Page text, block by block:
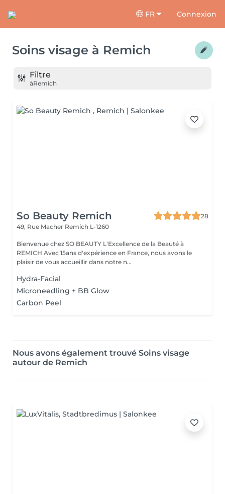
FR Connexion
Soins visage à Remich
Filtre
àRemich
So Beauty Remich
28
49, Rue Macher Remich L-1260
Bienvenue chez SO BEAUTY L'Excellence de la Beauté à
REMICH Avec 15ans d'expérience en France, nous avons le
plaisir de vous accueillir dans notre n...
Hydra-Facial
Microneedling + BB Glow
Carbon Peel
Nous avons également trouvé Soins visage
autour de Remich